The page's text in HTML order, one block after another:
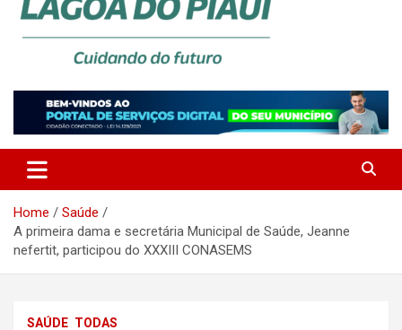
PREFEITURA DE LAGOA DO
PIAUÍ
Home
Saúde
A primeira dama e secretária Municipal de Saúde, Jeanne
nefertit, participou do XXXIII CONASEMS
SAÚDE TODAS